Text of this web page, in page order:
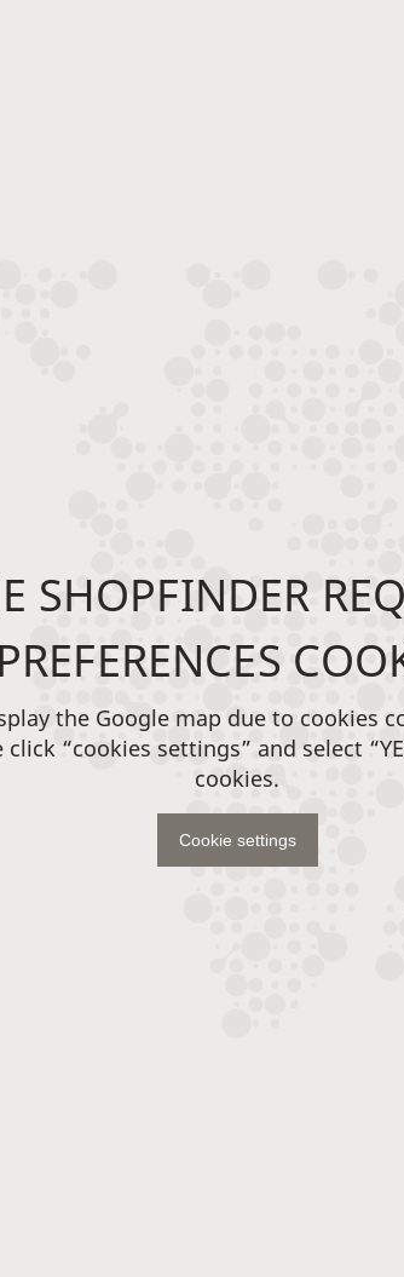
SHOPFINDER
PREFERENCES
the Google map due to cookies
click “cookies settings” and select
cookies.
Cookie settings